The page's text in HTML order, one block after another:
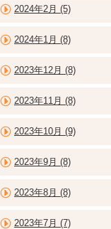
2024年2月 (5)
2024年1月 (8)
2023年12月 (8)
2023年11月 (8)
2023年10月 (9)
2023年9月 (8)
2023年8月 (8)
2023年7月 (7)